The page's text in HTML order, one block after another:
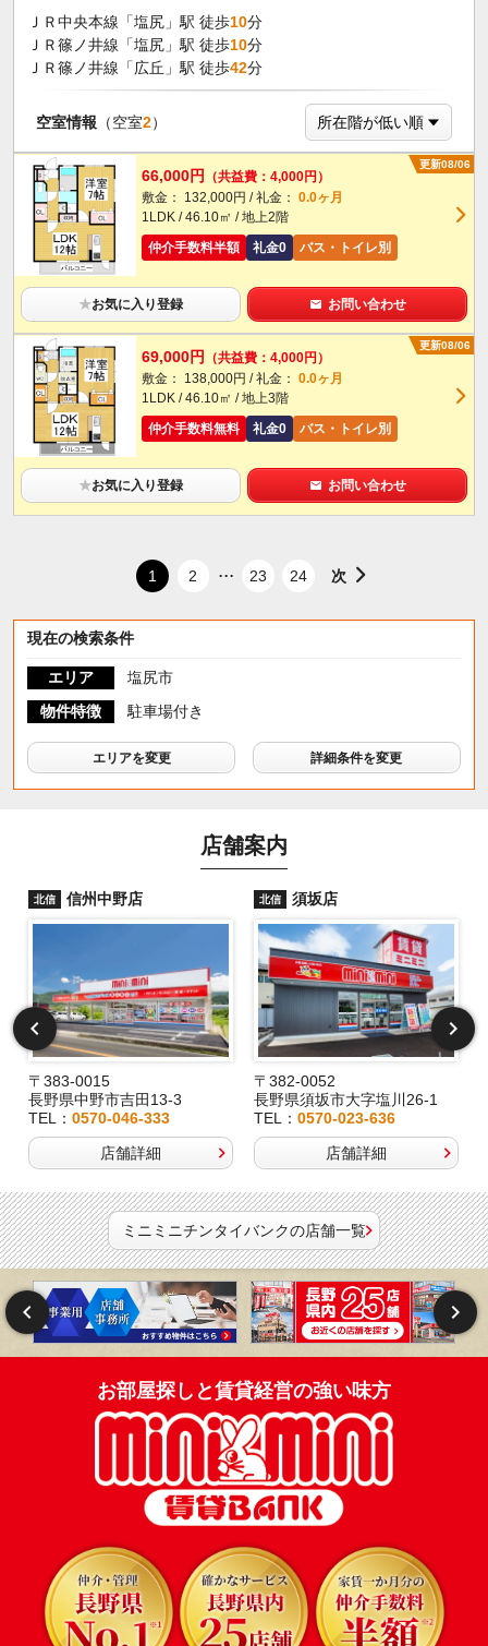
ＪＲ中央本線「塩尻」駅 徒歩10分
ＪＲ篠ノ井線「塩尻」駅 徒歩10分
ＪＲ篠ノ井線「広丘」駅 徒歩42分
空室情報 （空室2）
更新08/06
66,000円
（共益費：4,000円）
敷金： 132,000円 / 礼金： 0.0ヶ月
1LDK / 46.10㎡ / 地上2階
仲介手数料半額
礼金0 バス・トイレ別
★お気に入り登録 お問い合わせ
更新08/06
69,000円
（共益費：4,000円）
敷金： 138,000円 / 礼金： 0.0ヶ月
1LDK / 46.10㎡ / 地上3階
仲介手数料無料
礼金0 バス・トイレ別
★お気に入り登録 お問い合わせ
1 2 ... 23 24 次
現在の検索条件
エリア
塩尻市
物件特徴
駐車場付き
エリアを変更 詳細条件を変更
店舗案内
北信 信州中野店
〒383-0015
長野県中野市吉田13-3
TEL： 0570-046-333
店舗詳細
北信 須坂店
〒382-0052
長野県須坂市大字塩川26-1
TEL：0570-023-636
店舗詳細
ミニミニチンタイバンクの店舗一覧
お部屋探しと賃貸経営の強い味方